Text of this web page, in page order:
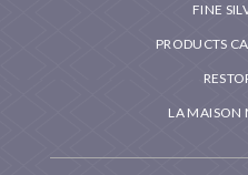
FINE
PRODUCTS
LA MAISON